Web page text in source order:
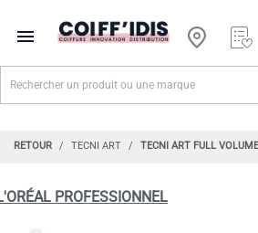

RETOUR TECNI ART TECNI ART FULL
PROFESSIONNEL